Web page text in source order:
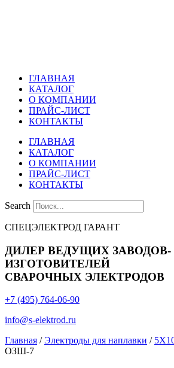
ГЛАВНАЯ
КАТАЛОГ
О КОМПАНИИ
ПРАЙС-ЛИСТ
КОНТАКТЫ
ГЛАВНАЯ
КАТАЛОГ
О КОМПАНИИ
ПРАЙС-ЛИСТ
КОНТАКТЫ
Search
СПЕЦЭЛЕКТРОД ГАРАНТ
ДИЛЕР ВЕДУЩИХ ЗАВОДОВ-
ИЗГОТОВИТЕЛЕЙ
СВАРОЧНЫХ ЭЛЕКТРОДОВ
+7 (495) 764-06-90
info@s-elektrod.ru
Главная /Электроды для наплавки /
ОЗШ-7